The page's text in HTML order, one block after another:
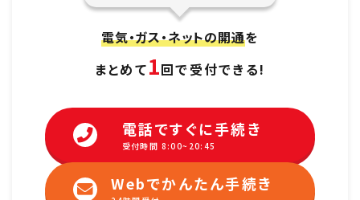
電気・ガス・ネットの開通を
まとめて1回で受付できる!
電話ですぐに手続き
受付時間 8:00~20:45
Webでかんたん手続き